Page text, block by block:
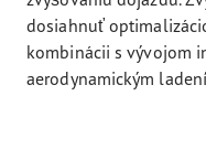
dosiahnuť
kombinácii s vývojom
aerodynamickým